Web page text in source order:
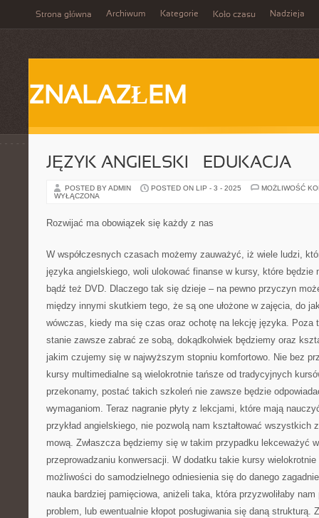
Strona główna Archiwum Kategorie Koło czasu Nadzieja
ZNALAZŁEM
JĘZYK ANGIELSKI – EDUKACJA
POSTED BY ADMIN POSTED ON LIP - 3 - 2025
MOŻLIWOŚĆ
WYŁĄCZONA
Rozwijać ma obowiązek się każdy z nas
W współczesnych czasach możemy zauważyć, iż wiele ludzi,
języka angielskiego, woli ulokować finanse w kursy, które będzie
bądź też DVD. Dlaczego tak się dzieje – na pewno przyczyn
między innymi skutkiem tego, że są one ułożone w zajęcia, do
wówczas, kiedy ma się czas oraz ochotę na lekcję języka. Poza
stanie zawsze zabrać ze sobą, dokądkolwiek będziemy oraz
jakim czujemy się w najwyższym stopniu komfortowo. Nie bez
kursy multimedialne są wielokrotnie tańsze od tradycyjnych
przekonamy, postać takich szkoleń nie zawsze będzie
wymaganiom. Teraz nagranie płyty z lekcjami, które mają
przykład angielskiego, nie pozwolą nam kształtować wszystkich
mową. Zwłaszcza będziemy się w takim przypadku lekceważyć
przeprowadzaniu konwersacji. W dodatku takie kursy
możliwości do samodzielnego odniesienia się do danego
nauka bardziej pamięciowa, aniżeli taka, która przyzwoliłaby
problem, lub ewentualnie kłopot posługiwania się daną strukturą.